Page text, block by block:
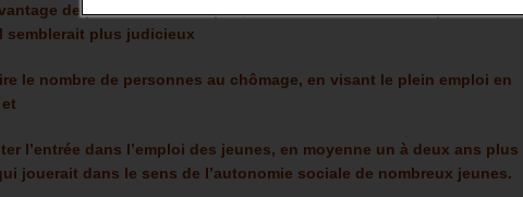
de personnes en emploi, c’est-à-dire de cotisants pour assurer
semblerait plus judicieux
le nombre de personnes au chômage, en visant le plein emploi en
l’entrée dans l’emploi des jeunes, en moyenne un à deux ans plus
jouerait dans le sens de l’autonomie sociale de nombreux jeunes.